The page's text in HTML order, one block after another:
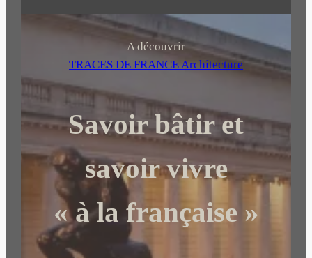
r
h
r
A découvrir
TRACES DE FRANCE Architecture
Savoir bâtir et
savoir vivre
« à la française »